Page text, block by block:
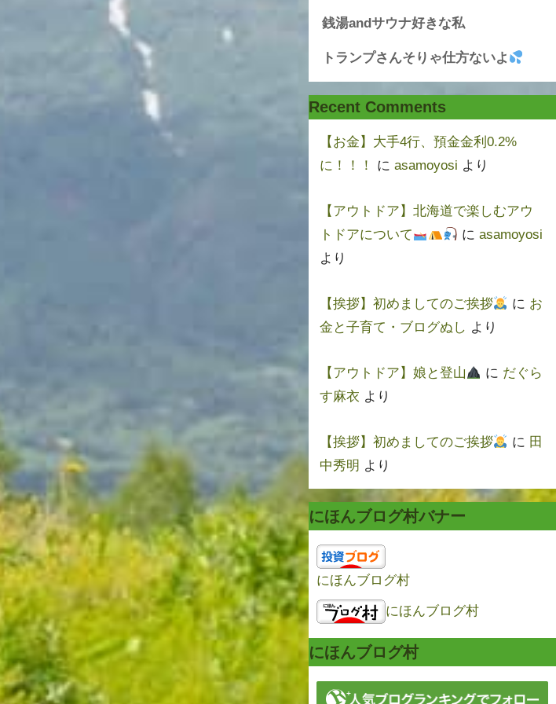
銭湯andサウナ好きな私
トランプさんそりゃ仕方ないよ
Recent Comments
【お金】大手4行、預金金利0.2%
に！！！
に asamoyosi より
【アウトドア】北海道で楽しむアウ
トドアについて
に asamoyosi
より
【挨拶】初めましてのご挨拶 に お
金と子育て・ブログぬし より
【アウトドア】娘と登山 に だぐら
す麻衣 より
【挨拶】初めましてのご挨拶 に 田
中秀明 より
にほんブログ村バナー
にほんブログ村
にほんブログ村
にほんブログ村